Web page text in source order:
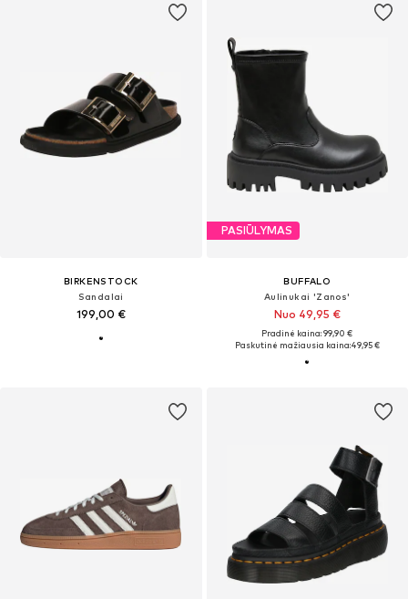
BIRKENSTOCK
Sandalai
199,00 €
PASIŪLYMAS
BUFFALO
Aulinukai 'Zanos'
Nuo 49,95 €
Pradinė kaina: 99,90 €
Paskutinė mažiausia kaina:49,95 €